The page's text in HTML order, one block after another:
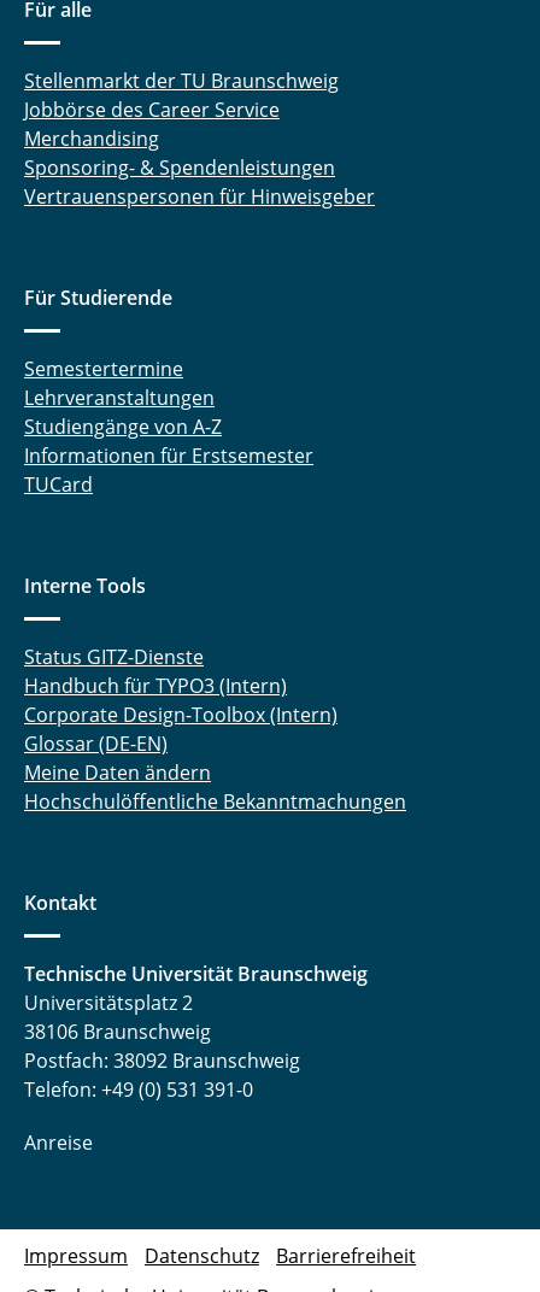
Für alle
Stellenmarkt der TU Braunschweig
Jobbörse des Career Service
Merchandising
Sponsoring- & Spendenleistungen
Vertrauenspersonen für Hinweisgeber
Für Studierende
Semestertermine
Lehrveranstaltungen
Studiengänge von A-Z
Informationen für Erstsemester
TUCard
Interne Tools
Status GITZ-Dienste
Handbuch für TYPO3 (Intern)
Corporate Design-Toolbox (Intern)
Glossar (DE-EN)
Meine Daten ändern
Hochschulöffentliche Bekanntmachungen
Kontakt
Technische Universität Braunschweig
Universitätsplatz 2
38106 Braunschweig
Postfach: 38092 Braunschweig
Telefon: +49 (0) 531 391-0
Anreise
Impressum Datenschutz Barrierefreiheit